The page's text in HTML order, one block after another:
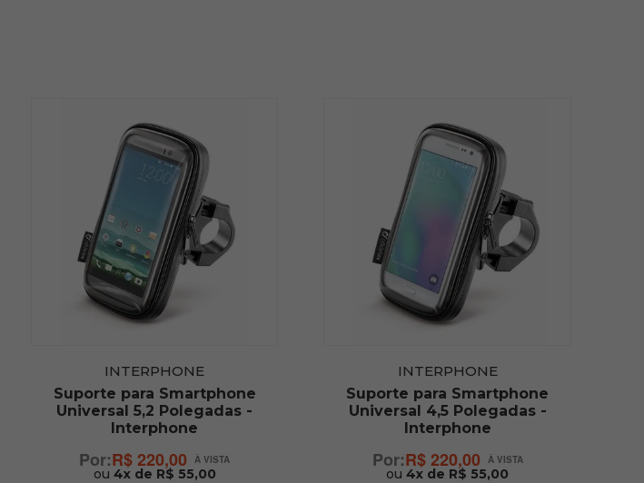
INTERPHONE
Suporte para Smartphone
Universal 5,2 Polegadas -
Interphone
R$ 220,00
ou 4x de R$ 55,00
INTERPHONE
Suporte para Smartphone
Universal 4,5 Polegadas -
Interphone
R$ 220,00
ou4x de R$ 55,00